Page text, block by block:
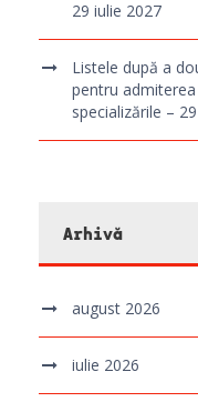
29 iulie 2027
Listele după a
pentru admiterea
specializările –
Arhivă
august 2026
iulie 2026